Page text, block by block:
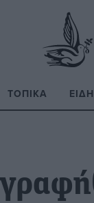
ΤΟΠΙΚΆ